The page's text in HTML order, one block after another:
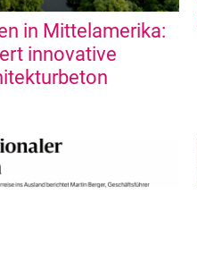
in Mittelamerika:
innovative